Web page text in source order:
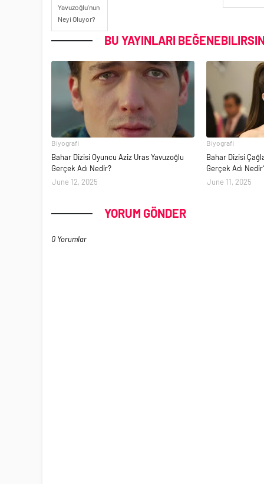
Yavuzoğlu'nun
Neyi Oluyor?
BU YAYINLARI
Biyografi
Bahar Dizisi Oyuncu Aziz Uras Yavuzoğlu
Gerçek Adı Nedir?
June 12, 2025
Biyografi
Bahar Dizisi
Gerçek Adı
June 11, 2025
YORUM GÖNDER
0 Yorumlar